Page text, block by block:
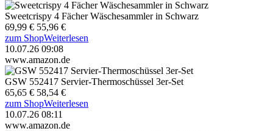
Sweetcrispy 4 Fächer Wäschesammler in Schwarz
69,99 € 55,96 €
zum ShopWeiterlesen
10.07.26 09:08
www.amazon.de
GSW 552417 Servier-Thermoschüssel 3er-Set
65,65 € 58,54 €
zum ShopWeiterlesen
10.07.26 08:11
www.amazon.de